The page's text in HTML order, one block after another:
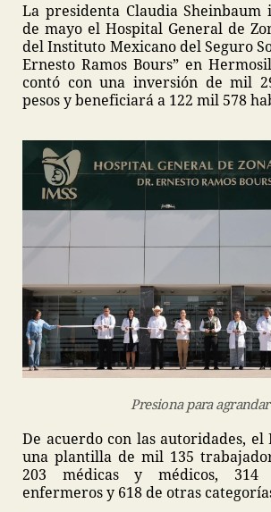
La presidenta Claudia Sheinbaum
de mayo el Hospital General de
del Instituto Mexicano del Seguro
Ernesto Ramos Bours” en
contó con una inversión de mil
pesos y beneficiará a 122 mil 578
Presiona para agrandar
De acuerdo con las autoridades, el
una plantilla de mil 135
203 médicas y médicos, 314
enfermeros y 618 de otras